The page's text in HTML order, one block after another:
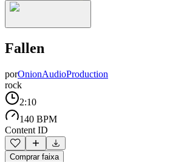
Fallen
porOnionAudioProduction
rock
2:10
140 BPM
Content ID
Comprar faixa